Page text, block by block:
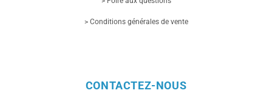
> Conditions générales de vente
CONTACTEZ-NOUS